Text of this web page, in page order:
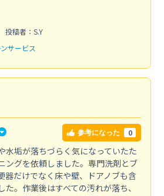
投稿者：S.Y
サービス
参考になった 0
水垢が落ちづらく気になっていたた
ングを依頼しました。専門洗剤とブ
器だけでなく床や壁、ドアノブも含
。作業後はすべての汚れが落ち、